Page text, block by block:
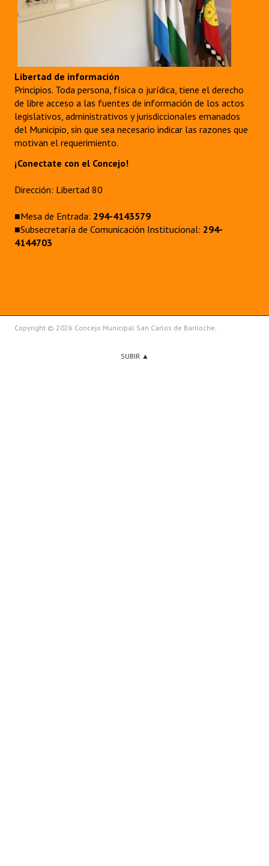
Libertad de información
Principios. Toda persona, física o jurídica, tiene el derecho
de libre acceso a las fuentes de información de los actos
legislativos, administrativos y jurisdiccionales emanados
del Municipio, sin que sea necesario indicar las razones que
motivan el requerimiento.
¡Conectate con el Concejo!
Dirección: Libertad 80
■Mesa de Entrada: 294-4143579
■Subsecretaría de Comunicación Institucional: 294-
4144703
Copyright © 2026 Concejo Municipal San Carlos de Bariloche.
SUBIR ▲